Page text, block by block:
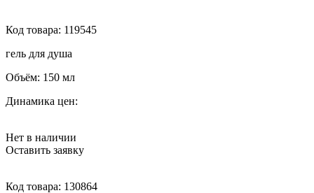
Код товара: 119545
гель для душа
Объём: 150 мл
Динамика цен:
Нет в наличии
Оставить заявку
Код товара: 130864